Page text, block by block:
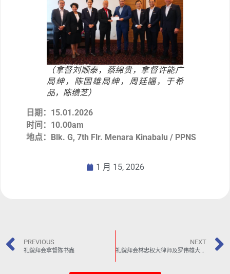
（拿督刘顺泰，蔡绵贵，拿督许能广
局绅，陈国雄局绅，周廷諨，于希
品，陈缋芝）
日期：15.01.2026
时间：10.00am
地点：Blk. G, 7th Flr. Menara Kinabalu / PPNS
1 月 15, 2026
PREVIOUS
礼貌拜会拿督陈书鑫
NEXT
礼貌拜会林忠权大律师及罗伟雄大律师